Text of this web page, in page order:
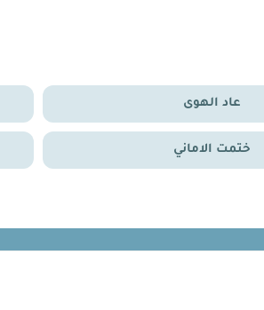
عاد الهوى
ختمت الاماني